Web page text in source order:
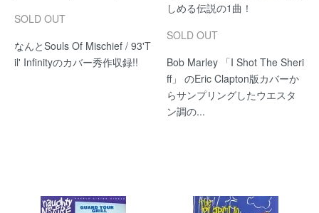
SOLD OUT
なんとSouls Of Mischief / 93'T
il' Infinityのカバー秀作収録!!
しめる伝説の1曲！
SOLD OUT
Bob Marley 「I Shot The Sheri
ff」 のEric Clapton版カバーか
らサンプリングしたウエスタ
ン調の...